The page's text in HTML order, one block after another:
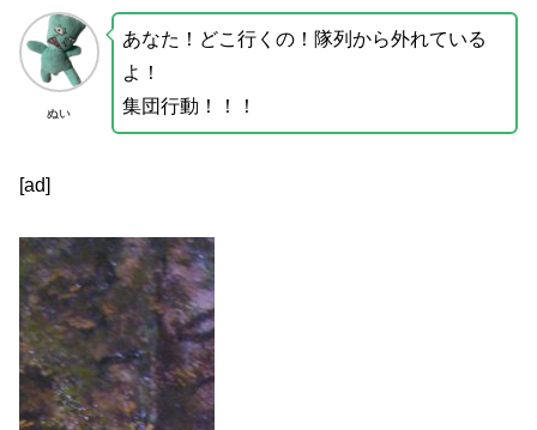
ぬい
あなた！どこ行くの！隊列から外れている
よ！
集団行動！！！
[ad]